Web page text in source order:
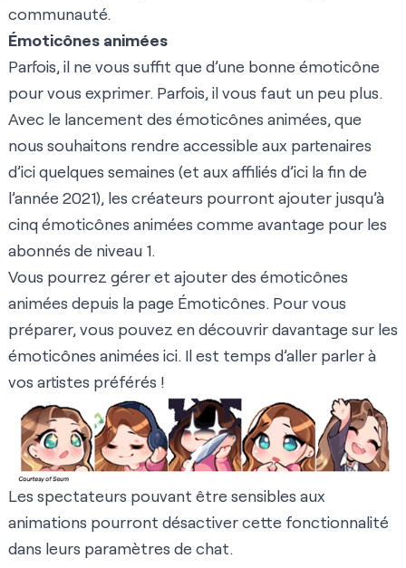
communauté.
Émoticônes animées
Parfois, il ne vous suffit que d’une bonne émoticône
pour vous exprimer. Parfois, il vous faut un peu plus.
Avec le lancement des émoticônes animées, que
nous souhaitons rendre accessible aux partenaires
d’ici quelques semaines (et aux affiliés d’ici la fin de
l’année 2021), les créateurs pourront ajouter jusqu’à
cinq émoticônes animées comme avantage pour les
abonnés de niveau 1.
Vous pourrez gérer et ajouter des émoticônes
animées depuis la page Émoticônes. Pour vous
préparer, vous pouvez en découvrir davantage sur les
émoticônes animées ici. Il est temps d’aller parler à
vos artistes préférés !
Les spectateurs pouvant être sensibles aux
animations pourront désactiver cette fonctionnalité
dans leurs paramètres de chat.